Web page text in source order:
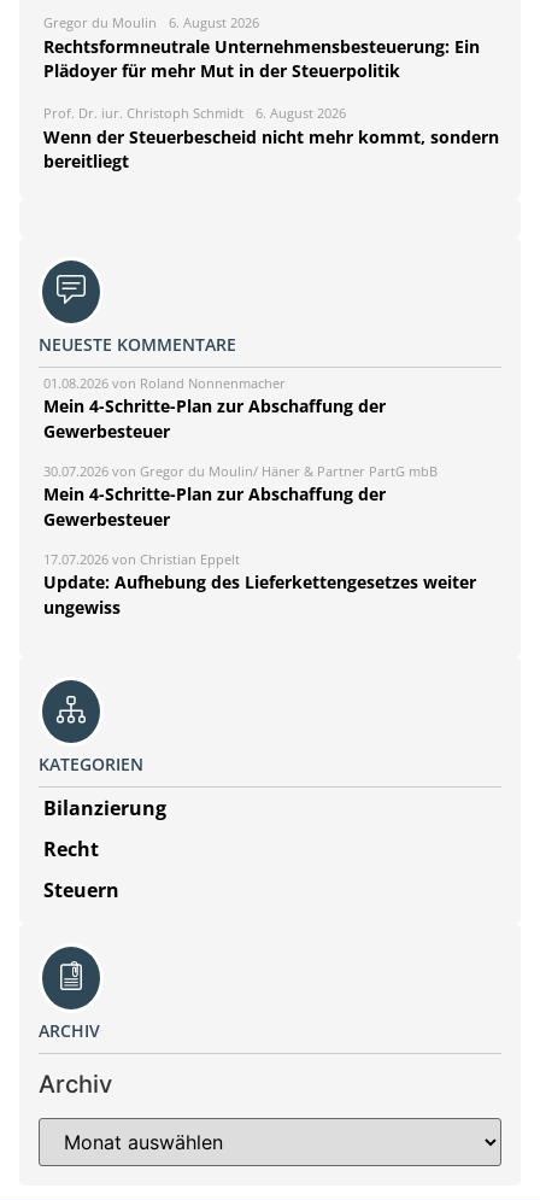
Gregor du Moulin 6. August 2026
Rechtsformneutrale Unternehmensbesteuerung: Ein
Plädoyer für mehr Mut in der Steuerpolitik
Prof. Dr. iur. Christoph Schmidt 6. August 2026
Wenn der Steuerbescheid nicht mehr kommt, sondern
bereitliegt
NEUESTE KOMMENTARE
01.08.2026 von Roland Nonnenmacher
Mein 4-Schritte-Plan zur Abschaffung der
Gewerbesteuer
30.07.2026 von Gregor du Moulin/ Häner & Partner PartG mbB
Mein 4-Schritte-Plan zur Abschaffung der
Gewerbesteuer
17.07.2026 von Christian Eppelt
Update: Aufhebung des Lieferkettengesetzes weiter
ungewiss
KATEGORIEN
Bilanzierung
Recht
Steuern
ARCHIV
Archiv